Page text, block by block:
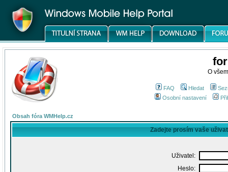
O
FAQ Hledat
Osobní nastavení
Obsah fóra WMHelp.cz
Zadejte prosím vaše
Uživatel:
Heslo: